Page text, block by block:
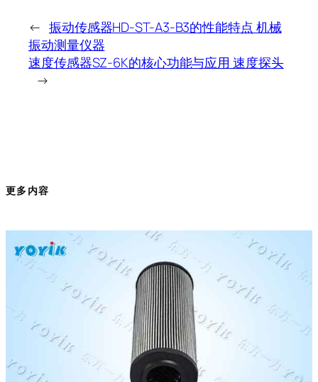
← 振动传感器HD-ST-A3-B3的性能特点 机械
振动测量仪器
速度传感器SZ-6K的核心功能与应用 速度探头
→
更多内容